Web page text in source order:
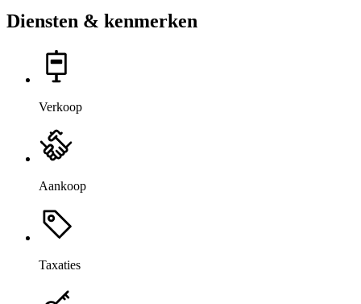
Diensten & kenmerken
Verkoop
Aankoop
Taxaties